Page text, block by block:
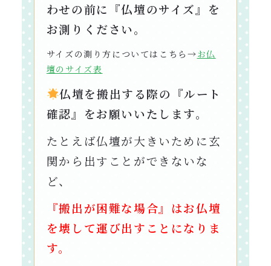
わせの前に『仏壇のサイズ』を
お測りください。
サイズの測り方についてはこちら→お仏
壇のサイズ表
仏壇を搬出する際の『ルート
確認』をお願いいたします。
たとえば仏壇が大きいために玄
関から出すことができないな
ど、
『搬出が困難な場合』はお仏壇
を壊して運び出すことになりま
す。